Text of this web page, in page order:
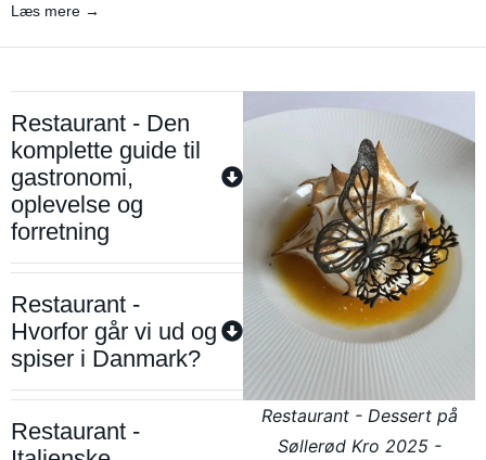
Læs mere →
Restaurant - Den
komplette guide til
gastronomi,
oplevelse og
forretning
Restaurant -
Hvorfor går vi ud og
spiser i Danmark?
Restaurant -
Restaurant - Dessert på
Søllerød Kro 2025 -